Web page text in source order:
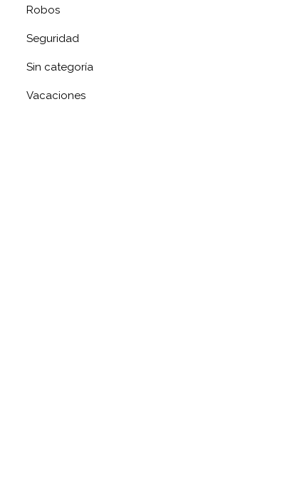
Robos
Seguridad
Sin categoría
Vacaciones